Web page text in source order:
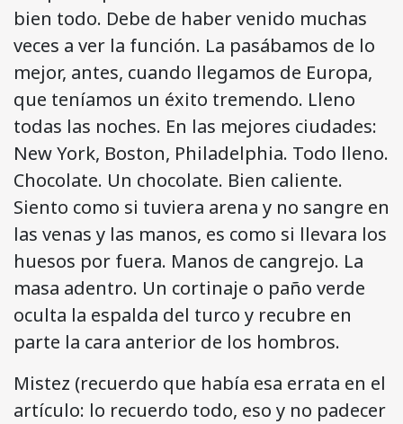
bien todo. Debe de haber venido muchas
veces a ver la función. La pasábamos de lo
mejor, antes, cuando llegamos de Europa,
que teníamos un éxito tremendo. Lleno
todas las noches. En las mejores ciudades:
New York, Boston, Philadelphia. Todo lleno.
Chocolate. Un chocolate. Bien caliente.
Siento como si tuviera arena y no sangre en
las venas y las manos, es como si llevara los
huesos por fuera. Manos de cangrejo. La
masa adentro. Un cortinaje o paño verde
oculta la espalda del turco y recubre en
parte la cara anterior de los hombros.
Mistez (recuerdo que había esa errata en el
artículo: lo recuerdo todo, eso y no padecer